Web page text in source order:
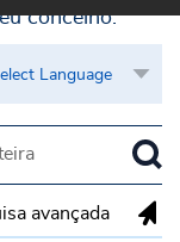
avançada
concelho.